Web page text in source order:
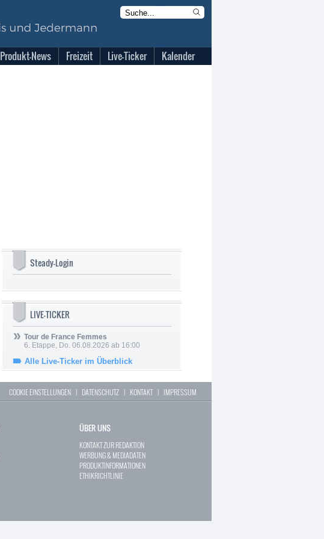
Produkt-News Freizeit Live-Ticker Kalender
Steady-Login
LIVE-TICKER
Tour de France Femmes
6. Etappe, Do. 06.08.2026 ab 16:00
Alle Live-Ticker im Überblick
COOKIE EINSTELLUNGEN | DATENSCHUTZ | KONTAKT| IMPRESSUM
ÜBER UNS
KONTAKT ZUR REDAKTION
WERBUNG & MEDIADATEN
PRODUKTINFORMATIONEN
ETHIKRICHTLINIE